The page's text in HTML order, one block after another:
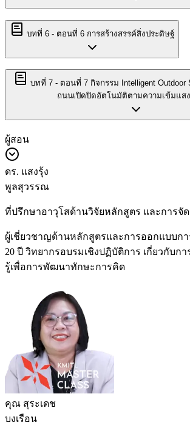
บทที่ 6 - ตอนที่ 6 การสร้างสรรค์สิ่งประดิษฐ์
บทที่ 7 - ตอนที่ 7 กิจกรรม Intelligent Outdoor
ถนนเปิดปิดอัตโนมัติตามความเข้มแส
ผู้สอน
ดร. แสงรุ้ง
พูลสุวรรณ
ที่ปรึกษาอาวุโสด้านวิจัยหลักสูตร และการจัด
ผู้เชี่ยวชาญด้านหลักสูตรและการออกแบบกา
20 ปี วิทยากรอบรมเชิงปฏิบัติการ เกี่ยวกับก
รู้เพื่อการพัฒนาทักษะการคิด
คุณ สุระเดช
บงเรือน